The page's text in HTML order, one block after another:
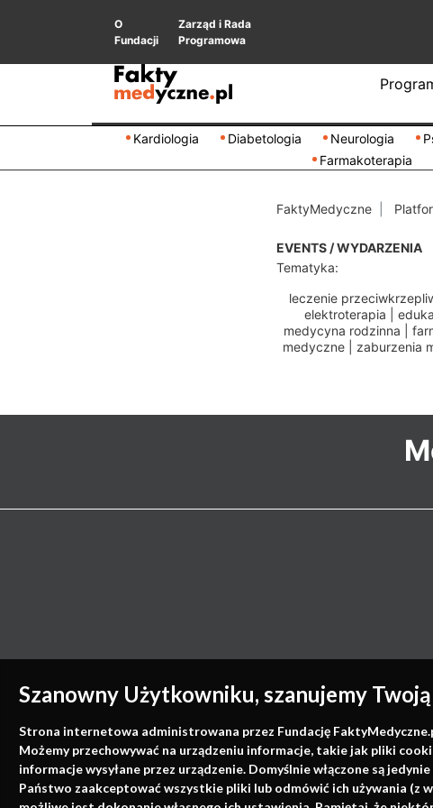
Szanowny Użytkowniku, szanujemy
Strona internetowa administrowana przez Fundację
Możemy przechowywać na urządzeniu informacje, takie jak pliki
informacje wysyłane przez urządzenie. Domyślnie włączone są
Państwo zaakceptować wszystkie pliki lub odmówić ich używania (z
O
Fundacji
Zarząd i Rada
Programowa
Kardiologia Diabetologia Neurologia
Farmakoterapia
FaktyMedyczne
EVENTS / WYDARZENIA
Tematyka:
leczenie
elektroterapia
medycyna rodzinna
medyczne| zaburzenia